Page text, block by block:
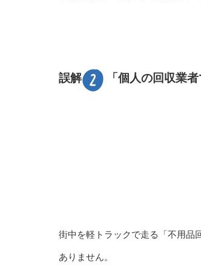
誤解 「個人の回収業
街中を軽トラックで走る「不用品
ありません。